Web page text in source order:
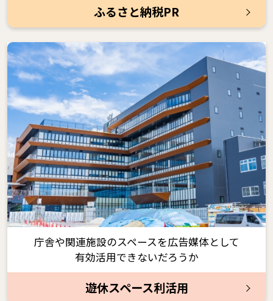
ふるさと納税PR
庁舎や関連施設のスペースを広告媒体として
有効活用できないだろうか
遊休スペース利活用